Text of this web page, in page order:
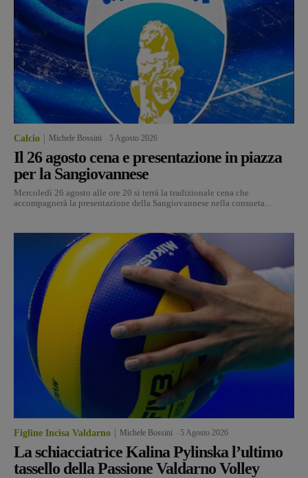
Calcio Michele Bossini 5 Agosto 2026
Il 26 agosto cena e presentazione in piazza
per la Sangiovannese
Mercoledì 26 agosto alle ore 20 si terrà la tradizionale cena che
accompagnerà la presentazione della Sangiovannese nella consueta...
Figline Incisa Valdarno Michele Bossini 5 Agosto 2026
La schiacciatrice Kalina Pylinska l’ultimo
tassello della Passione Valdarno Volley